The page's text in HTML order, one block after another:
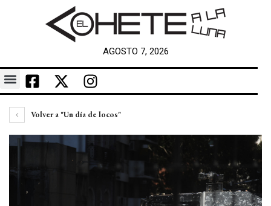
AGOSTO 7, 2026
Volver a "Un día de locos"